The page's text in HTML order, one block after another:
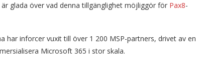
glada över vad denna tillgänglighet möjliggör för Pax8-
har inforcer vuxit till över 1 200 MSP-partners, drivet av en
Microsoft 365 i stor skala.